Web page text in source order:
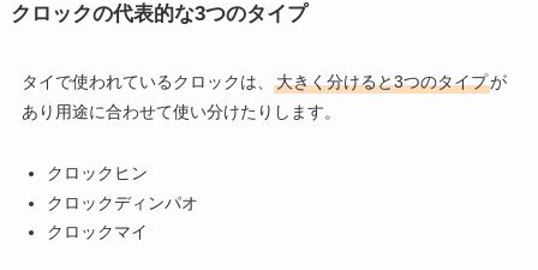
クロックの代表的な3つのタイプ
タイで使われているクロックは、 大きく分けると3つのタイプが
あり用途に合わせて使い分けたりします。
クロックヒン
クロックディンパオ
クロックマイ